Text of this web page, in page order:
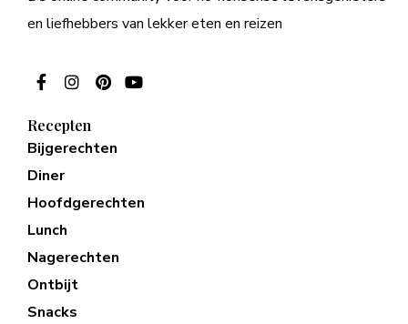
en liefhebbers van lekker eten en reizen
Recepten
Bijgerechten
Diner
Hoofdgerechten
Lunch
Nagerechten
Ontbijt
Snacks